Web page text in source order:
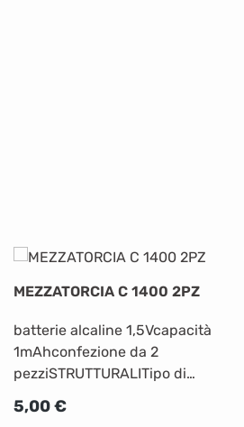
MEZZATORCIA C 1400 2PZ
batterie alcaline 1,5Vcapacità
1mAhconfezione da 2
pezziSTRUTTURALITipo di
(mah) 1Numero batterie per
Prezzo normale:
5,00 €